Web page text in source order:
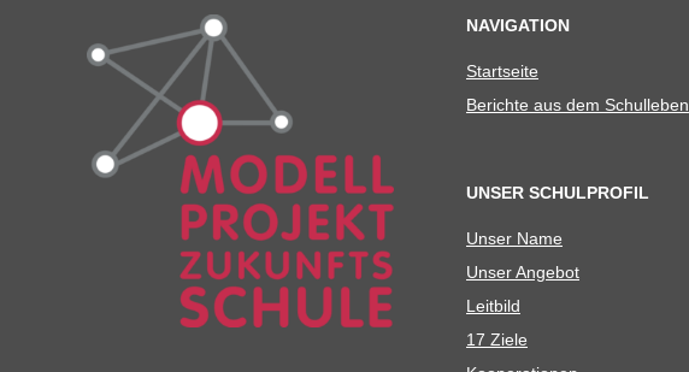
NAVIGATION
Start­seite
Berichte aus dem Schulleben
UNSER SCHULPROFIL
Unser Name
Unser Ange­bot
Leit­bild
17 Ziele